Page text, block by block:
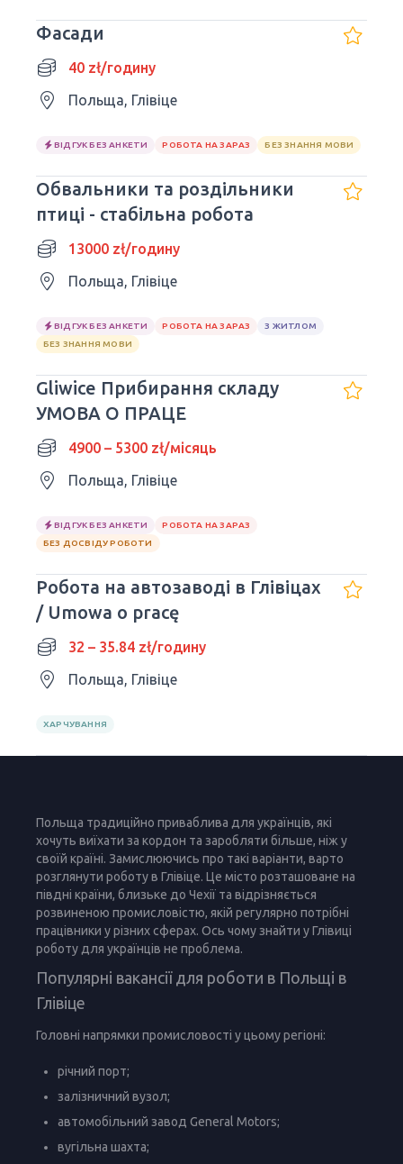
Фасади
40 zł/годину
Польща, Глівіце
ВІДГУК БЕЗ АНКЕТИ РОБОТА НА ЗАРАЗ БЕЗ ЗНАННЯ МОВИ
Обвальники та роздільники
птиці - стабільна робота
13000 zł/годину
Польща, Глівіце
ВІДГУК БЕЗ АНКЕТИ РОБОТА НА ЗАРАЗ
З ЖИТЛОМ
БЕЗ ЗНАННЯ МОВИ
Gliwice Прибирання складу
УМОВА О ПРАЦЕ
4900 – 5300 zł/місяць
Польща, Глівіце
ВІДГУК БЕЗ АНКЕТИ
РОБОТА НА ЗАРАЗ
БЕЗ ДОСВІДУ РОБОТИ
Робота на автозаводі в Глівіцах
/ Umowa o pracę
32 – 35.84 zł/годину
Польща, Глівіце
ХАРЧУВАННЯ
Польща традиційно приваблива для українців, які
хочуть виїхати за кордон та заробляти більше, ніж у
своїй країні. Замислюючись про такі варіанти, варто
розглянути роботу в Глівіце. Це місто розташоване на
півдні країни, близьке до Чехії та відрізняється
розвиненою промисловістю, якій регулярно потрібні
працівники у різних сферах. Ось чому знайти у Глівиці
роботу для українців не проблема.
Популярні вакансії для роботи в Польщі в
Глівіце
Головні напрямки промисловості у цьому регіоні:
річний порт;
залізничний вузол;
автомобільний завод General Motors;
вугільна шахта;